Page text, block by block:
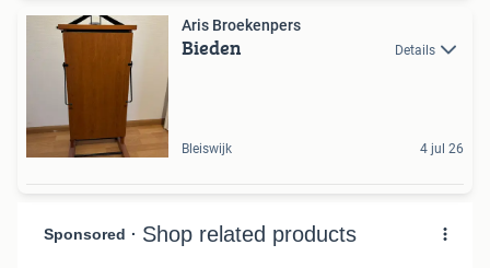
Aris Broekenpers
Bieden Details
Bleiswijk 4 jul 26